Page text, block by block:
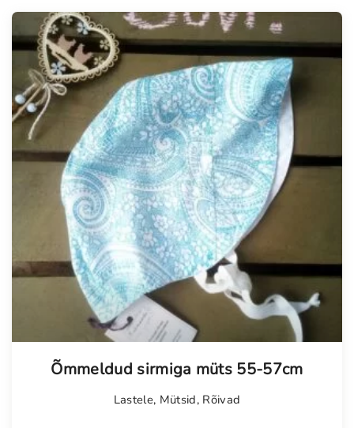
Õmmeldud sirmiga müts 55-57cm
Lastele, Mütsid, Rõivad